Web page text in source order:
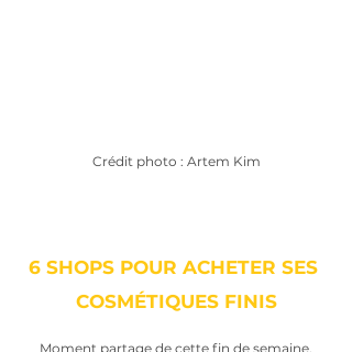
Crédit photo : Artem Kim
6 SHOPS POUR ACHETER SES
COSMÉTIQUES FINIS
Moment partage de cette fin de semaine.